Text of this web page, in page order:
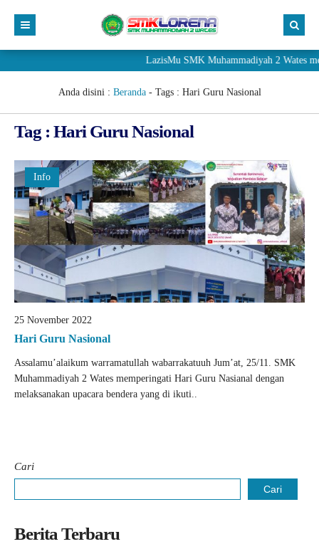
LazisMu SMK Muhammadiyah 2 Wates
Anda disini : Beranda- Tags : Hari Guru Nasional
Tag : Hari Guru Nasional
Info
25 November 2022
Hari Guru Nasional
Assalamu’alaikum warramatullah wabarrakatuuh Jum’at, 25/11. SMK
Muhammadiyah 2 Wates memperingati Hari Guru Nasianal dengan
melaksanakan upacara bendera yang di ikuti..
Cari
Cari
Berita Terbaru